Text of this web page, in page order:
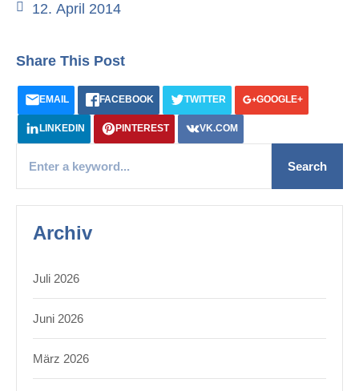
12. April 2014
Share This Post
EMAIL FACEBOOK TWITTER GOOGLE+
LINKEDIN PINTEREST VK.COM
Archiv
Juli 2026
Juni 2026
März 2026